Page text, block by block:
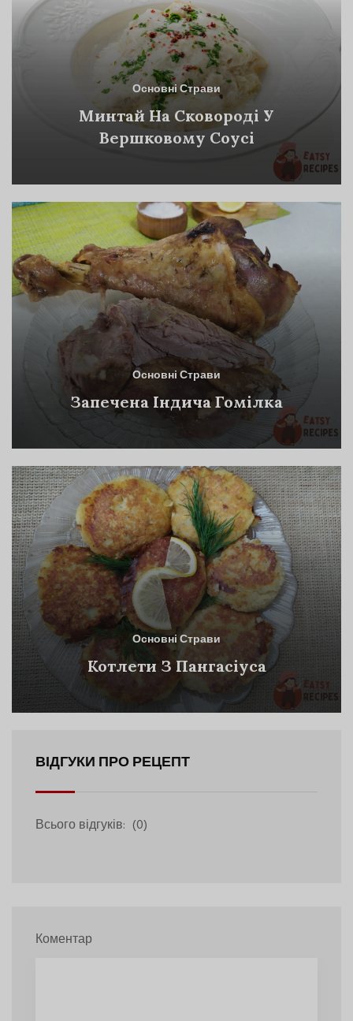
Основні Страви
Минтай На Сковороді У
Вершковому Соусі
Основні Страви
Запечена Індича Гомілка
Основні Страви
Котлети З Пангасіуса
ВІДГУКИ ПРО РЕЦЕПТ
Всього відгуків: (0)
Коментар